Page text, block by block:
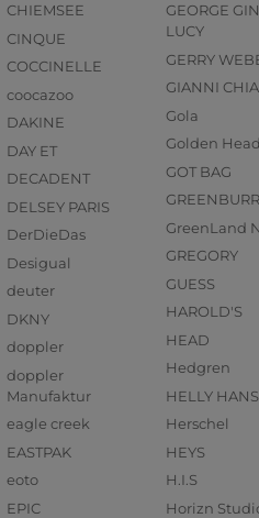
CHIEMSEE
CINQUE
COCCINELLE
coocazoo
DAKINE
DAY ET
DECADENT
DELSEY PARIS
DerDieDas
Desigual
deuter
DKNY
doppler
doppler
Manufaktur
eagle creek
EASTPAK
eoto
EPIC
GEORGE
LUCY
GERRY
GIANNI
Gola
Golden Head
GOT BAG
GreenLand
GREGORY
GUESS
HAROLD'S
HEAD
Hedgren
HELLY
Herschel
HEYS
H.I.S
Horizn